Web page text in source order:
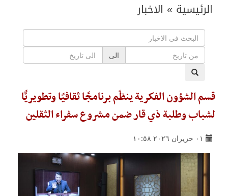
الرئيسية » الاخبار
الى
قسم الشؤون الفكرية ينظّم برنامجًا ثقافيًا وتطويريًّا
لشباب وطلبة ذي قار ضمن مشروع سفراء الثقلين
٠١ حزيران ٢٠٢٦ ١٠:٥٨